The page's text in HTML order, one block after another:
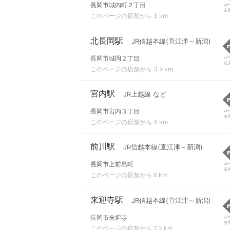
長岡市城内町２丁目
このページの店舗から 3 km
ル
を
北長岡駅 JR信越本線(直江津～新潟)
長岡市城岡２丁目
このページの店舗から 3.9 km
ル
を
宮内駅 JR上越線 など
長岡市宮内３丁目
このページの店舗から 4 km
ル
を
前川駅 JR信越本線(直江津～新潟)
長岡市上前島町
このページの店舗から 6 km
ル
を
来迎寺駅 JR信越本線(直江津～新潟)
長岡市来迎寺
このページの店舗から 7.3 km
ル
を